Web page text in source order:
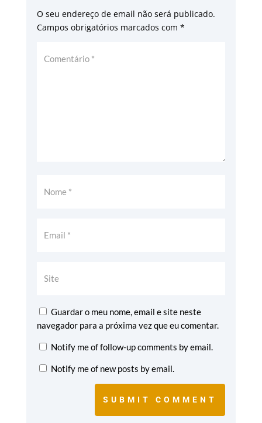
O seu endereço de email não será publicado.
Campos obrigatórios marcados com *
Guardar o meu nome, email e site neste
navegador para a próxima vez que eu comentar.
Notify me of follow-up comments by email.
Notify me of new posts by email.
SUBMIT COMMENT